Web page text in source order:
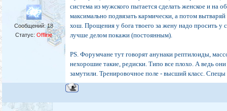
Сообщений:18
Статус:Offline
система из мужского пытается сделать женское и на
максимально подвязать кармически, а потом
хош. Прощения у бога твоего за жену надо просить
лучше делом покажи (постоянным).
PS. Форумчане тут говорят анунаки рептилоиды,
нехорошие такие, редиски. Типо все плохо. А ведь
замутили. Тренировочное поле - высший класс. Спецы